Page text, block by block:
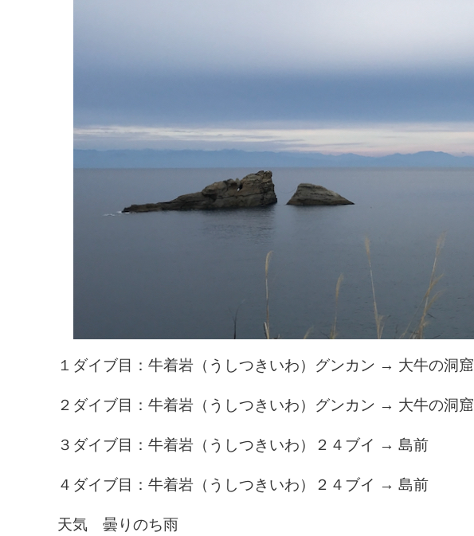
１ダイブ目：牛着岩（うしつきいわ）グンカン → 大牛の洞窟
２ダイブ目：牛着岩（うしつきいわ）グンカン → 大牛の洞窟
３ダイブ目：牛着岩（うしつきいわ）２４ブイ → 島前
４ダイブ目：牛着岩（うしつきいわ）２４ブイ → 島前
天気 曇りのち雨